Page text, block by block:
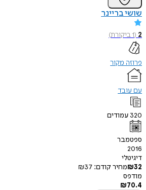
שושי בריינר
2
(
1ביקורת)
פרוזה מקור
עם עובד
320 עמודים
ספטמבר
2016
דיגיטלי
₪32 מחיר קודם: ₪37
מודפס
₪70.4